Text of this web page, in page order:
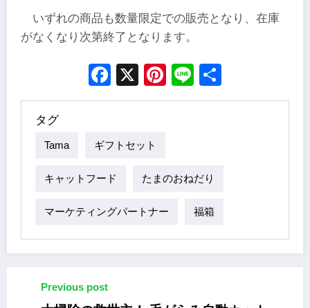
いずれの商品も数量限定での販売となり、在庫
がなくなり次第終了となります。
Facebook
X Pinterest
Line
タグ
Tama ギフトセット
キャットフード たまのおねだり
マーケティングパートナー 福箱
Previous post